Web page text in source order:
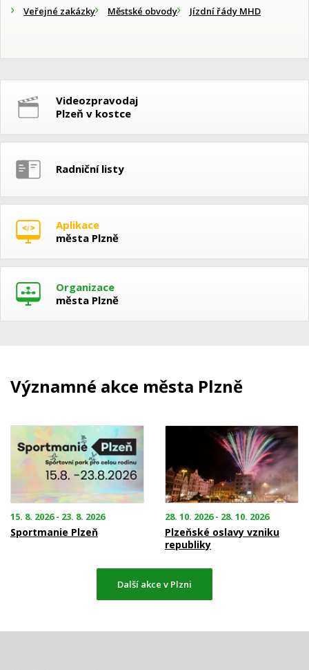
Veřejné zakázky
Městské obvody Jízdní řády MHD
Videozpravodaj
Plzeň v kostce
Radniční listy
Aplikace
města Plzně
Organizace
města Plzně
Významné akce města Plzně
15. 8. 2026 - 23. 8. 2026
Sportmanie Plzeň
28. 10. 2026 - 28. 10. 2026
Plzeňské oslavy vzniku
republiky
Další akce v Plzni